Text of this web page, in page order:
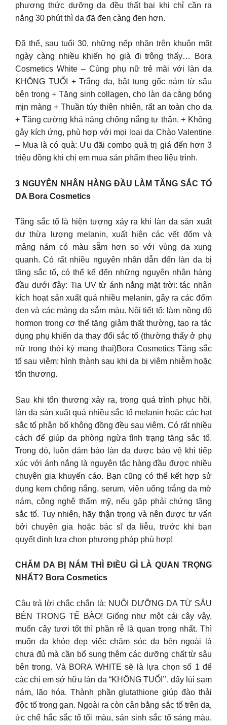
phương thức dưỡng da đều thất bại khi chỉ cần ra
nắng 30 phút thì da đã đen càng đen hơn.
Đã thế, sau tuổi 30, những nếp nhăn trên khuôn mặt
ngày càng nhiều khiến họ già đi trông thấy… Bora
Cosmetics White – Cùng phụ nữ trẻ mãi với làn da
KHÔNG TUỔI + Trắng da, bật tung gốc nám từ sâu
bên trong + Tăng sinh collagen, cho làn da căng bóng
mịn màng + Thuần túy thiên nhiên, rất an toàn cho da
+ Tăng cường khả năng chống nắng tự thân. + Không
gây kích ứng, phù hợp với mọi loại da Chào Valentine
– Mua là có quà: Ưu đãi combo quà trị giá đến hơn 3
triệu đồng khi chị em mua sản phẩm theo liệu trình.
3 NGUYÊN NHÂN HÀNG ĐẦU LÀM TĂNG SẮC TỐ
DA Bora Cosmetics
Tăng sắc tố là hiện tượng xảy ra khi làn da sản xuất
dư thừa lượng melanin, xuất hiện các vết đốm và
mảng nám có màu sẫm hơn so với vùng da xung
quanh. Có rất nhiều nguyên nhân dẫn đến làn da bị
tăng sắc tố, có thể kể đến những nguyên nhân hàng
đầu dưới đây: Tia UV từ ánh nắng mặt trời: tác nhân
kích hoạt sản xuất quá nhiều melanin, gây ra các đốm
đen và các mảng da sẫm màu. Nội tiết tố: làm nồng độ
hormon trong cơ thể tăng giảm thất thường, tạo ra tác
dụng phụ khiến da thay đổi sắc tố (thường thấy ở phụ
nữ trong thời kỳ mang thai)Bora Cosmetics Tăng sắc
tố sau viêm: hình thành sau khi da bị viêm nhiễm hoặc
tổn thương.
Sau khi tổn thương xảy ra, trong quá trình phục hồi,
làn da sản xuất quá nhiều sắc tố melanin hoặc các hạt
sắc tố phân bố không đồng đều sau viêm. Có rất nhiều
cách để giúp da phòng ngừa tình trạng tăng sắc tố.
Trong đó, luôn đảm bảo làn da được bảo vệ khi tiếp
xúc với ánh nắng là nguyên tắc hàng đầu được nhiều
chuyên gia khuyến cáo. Bạn cũng có thể kết hợp sử
dụng kem chống nắng, serum, viên uống trắng da mờ
nám, công nghệ thẩm mỹ, nếu gặp phải chứng tăng
sắc tố. Tuy nhiên, hãy thận trọng và nên được tư vấn
bởi chuyên gia hoặc bác sĩ da liễu, trước khi bạn
quyết định lựa chọn phương pháp phù hợp!
CHĂM DA BỊ NÁM THÌ ĐIỀU GÌ LÀ QUAN TRỌNG
NHẤT? Bora Cosmetics
Câu trả lời chắc chắn là: NUÔI DƯỠNG DA TỪ SÂU
BÊN TRONG TẾ BÀO! Giống như một cái cây vậy,
muốn cây tươi tốt thì phần rễ là quan trọng nhất. Thì
muốn da khỏe đẹp việc chăm sóc da bên ngoài là
chưa đủ mà cần bổ sung thêm các dưỡng chất từ sâu
bên trong. Và BORA WHITE sẽ là lựa chọn số 1 để
các chị em sở hữu làn da “KHÔNG TUỔI’’, đẩy lùi sạm
nám, lão hóa. Thành phần glutathione giúp đào thải
độc tố trong gan. Ngoài ra còn cân bằng sắc tố trên da,
ức chế hắc sắc tố tối màu, sản sinh sắc tố sáng màu,